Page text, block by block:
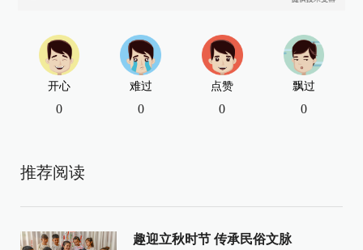
开心
0
难过
0
点赞
0
飘过
0
推荐阅读
趣迎立秋时节 传承民俗文脉